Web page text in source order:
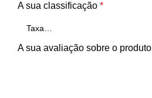
A sua classificação *
A sua avaliação sobre o produto